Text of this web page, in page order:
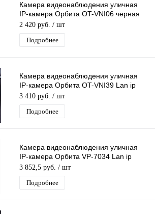
Камера видеонаблюдения уличная
IP-камера Орбита OT-VNI06 черная
Lan видеокамера 4 Mpix 3,6мм
металл
2 420 руб. / шт
Подробнее
Камера видеонаблюдения уличная
IP-камера Орбита OT-VNI39 Lan ip
камера 5 Mpix 3,6мм для дома и др
3 410 руб. / шт
Подробнее
Камера видеонаблюдения уличная
IP-камера Орбита VP-7034 Lan ip
видеокамера 3 Mpix 1.7мм H.265
металл
3 852,5 руб. / шт
Подробнее